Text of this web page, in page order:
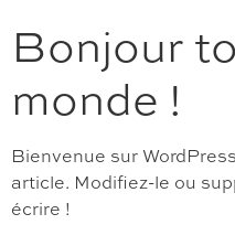
Bonjour
monde !
Bienvenue sur
article. Modifiez-le ou
écrire !